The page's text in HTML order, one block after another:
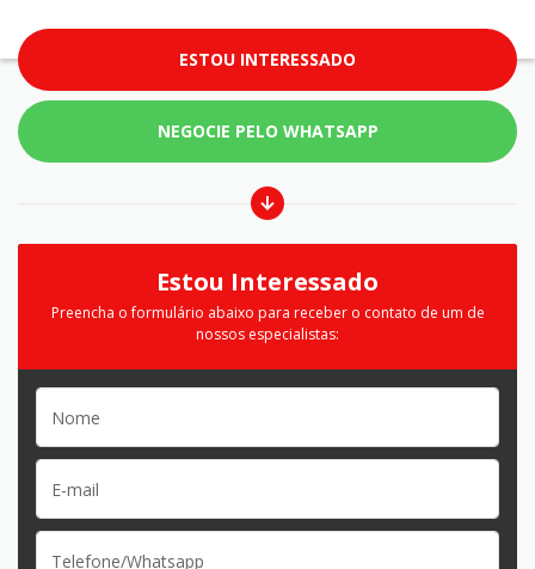
ESTOU INTERESSADO
NEGOCIE PELO WHATSAPP
Estou Interessado
Preencha o formulário abaixo para receber o contato de um de
nossos especialistas: